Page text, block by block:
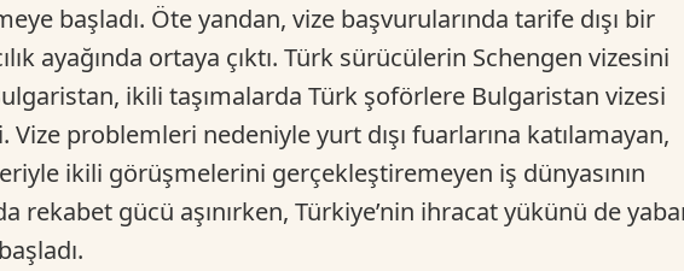
başladı. Öte yandan, vize başvurularında tarife dışı bir
ayağında ortaya çıktı. Türk sürücülerin Schengen vizesini
ikili taşımalarda Türk şoförlere Bulgaristan vizesi
Vize problemleri nedeniyle yurt dışı fuarlarına katılamayan,
ikili görüşmelerini gerçekleştiremeyen iş dünyasının
rekabet gücü aşınırken, Türkiye’nin ihracat yükünü de